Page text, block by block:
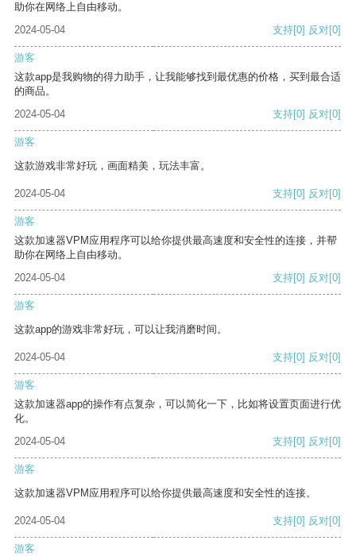
助你在网络上自由移动。
2024-05-04
支持[0] 反对[0]
游客
这款app是我购物的得力助手，让我能够找到最优惠的价格，买到最合适
的商品。
2024-05-04
支持[0] 反对[0]
游客
这款游戏非常好玩，画面精美，玩法丰富。
2024-05-04 支持[0] 反对[0]
游客
这款加速器VPM应用程序可以给你提供最高速度和安全性的连接，并帮
助你在网络上自由移动。
2024-05-04
支持[0] 反对[0]
游客
这款app的游戏非常好玩，可以让我消磨时间。
2024-05-04 支持[0] 反对[0]
游客
这款加速器app的操作有点复杂，可以简化一下，比如将设置页面进行优
化。
2024-05-04
支持[0] 反对[0]
游客
这款加速器VPM应用程序可以给你提供最高速度和安全性的连接。
2024-05-04 支持[0] 反对[0]
游客